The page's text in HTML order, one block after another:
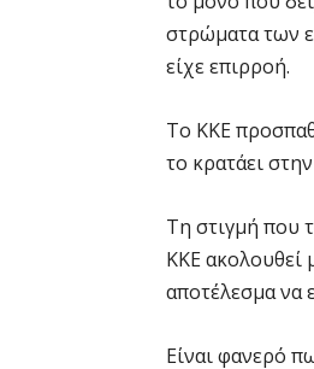
στρώματα των
είχε επιρροή.
Το ΚΚΕ
το κρατάει
Τη στιγμή που
ΚΚΕ ακολουθεί
αποτέλεσμα να
Είναι φανερό